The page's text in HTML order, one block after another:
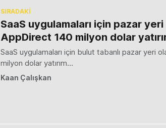
SIRADAKİ
SaaS uygulamaları için pazar
AppDirect 140 milyon dolar
SaaS uygulamaları için bulut tabanlı pazar yeri
milyon dolar yatırım…
Kaan Çalışkan